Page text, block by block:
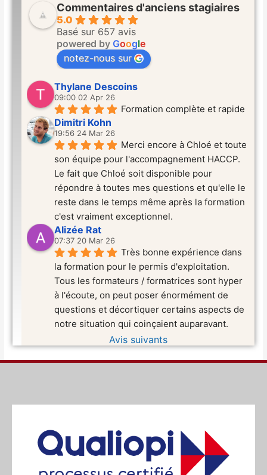
Commentaires d'anciens stagiaires
5.0
Basé sur 657 avis
powered by Google
notez-nous sur
Thylane Descoins
09:00 02 Apr 26
Formation complète et rapide
Dimitri Kohn
19:56 24 Mar 26
Merci encore à Chloé et toute
son équipe pour l'accompagnement HACCP.
Le fait que Chloé soit disponible pour
répondre à toutes mes questions et qu'elle le
reste dans le temps même après la formation
c'est vraiment exceptionnel.
Alizée Rat
07:37 20 Mar 26
Très bonne expérience dans
la formation pour le permis d'exploitation.
Tous les formateurs / formatrices sont hyper
à l'écoute, on peut poser énormément de
questions et décortiquer certains aspects de
notre situation qui coinçaient auparavant.
Avis suivants